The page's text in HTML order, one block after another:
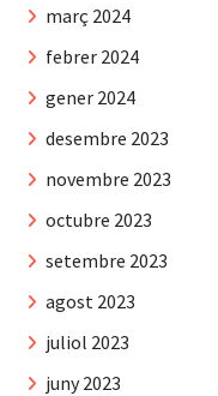
març 2024
febrer 2024
gener 2024
desembre 2023
novembre 2023
octubre 2023
setembre 2023
agost 2023
juliol 2023
juny 2023